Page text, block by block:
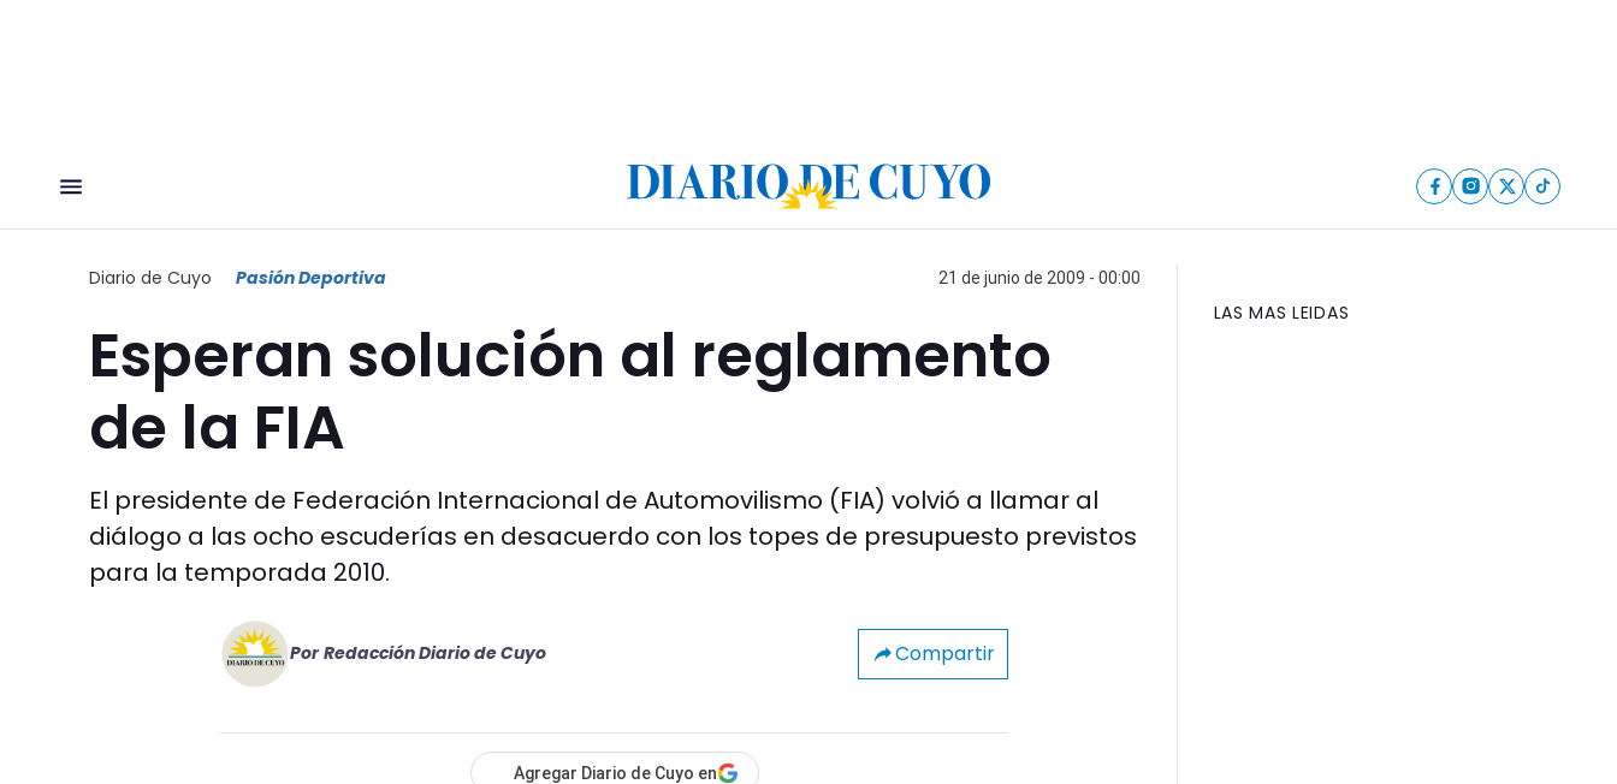
Diario de Cuyo Pasión Deportiva 21 de junio de 2009 - 00:00
Esperan solución al reglamento
de la FIA
El presidente de Federación Internacional de Automovilismo (FIA) volvió a llamar al
diálogo a las ocho escuderías en desacuerdo con los topes de presupuesto previstos
para la temporada 2010.
Por Redacción Diario de Cuyo Compartir
Agregar Diario de Cuyo en
LAS MAS LEIDAS